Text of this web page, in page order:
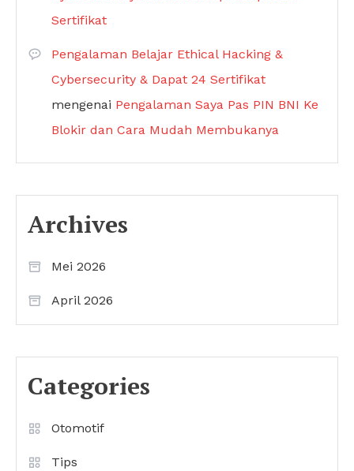
Sertifikat
Pengalaman Belajar Ethical Hacking &
Cybersecurity & Dapat 24 Sertifikat
mengenai Pengalaman Saya Pas PIN BNI Ke
Blokir dan Cara Mudah Membukanya
Archives
Mei 2026
April 2026
Categories
Otomotif
Tips